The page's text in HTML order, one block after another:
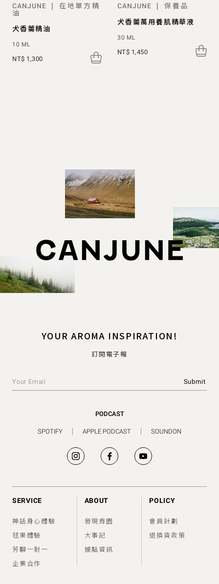
CANJUNE | 在地單方精
油
犬香薷精油
10 ML
NT$ 1,300
CANJUNE |
保養品
犬香薷萬用養肌精華液
30 ML
NT$ 1,450
YOUR AROMA INSPIRATION!
訂閱電子報
PODCAST
SPOTIFY SOUNDON
APPLE PODCAST
SERVICE
神話身心體驗
毬果體驗
芳聊一對一
企業合作
ABOUT
發現肯園
大事記
據點資訊
POLICY
會員計劃
退換貨政策